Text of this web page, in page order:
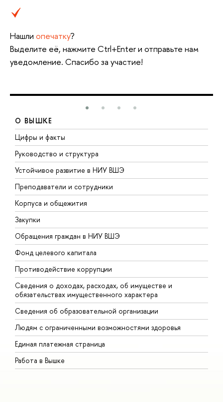
Нашли опечатку?
Выделите её, нажмите Ctrl+Enter и отправьте нам
уведомление. Спасибо за участие!
О ВЫШКЕ
Цифры и факты
Руководство и структура
Устойчивое развитие в НИУ ВШЭ
Преподаватели и сотрудники
Корпуса и общежития
Закупки
Обращения граждан в НИУ ВШЭ
Фонд целевого капитала
Противодействие коррупции
Сведения о доходах, расходах, об имуществе и
обязательствах имущественного характера
Сведения об образовательной организации
Людям с ограниченными возможностями здоровья
Единая платежная страница
Работа в Вышке